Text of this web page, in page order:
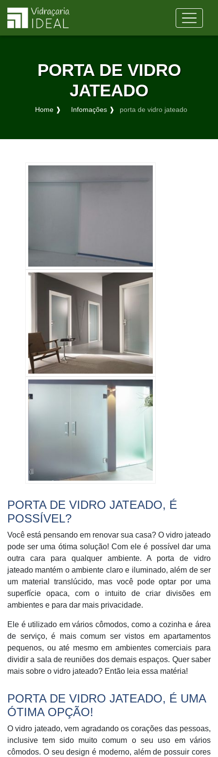
PORTA DE VIDRO
JATEADO
Home ❱ Infomações ❱ porta de vidro jateado
PORTA DE VIDRO JATEADO, É
POSSÍVEL?
Você está pensando em renovar sua casa? O vidro jateado
pode ser uma ótima solução! Com ele é possível dar uma
outra cara para qualquer ambiente. A porta de vidro
jateado mantém o ambiente claro e iluminado, além de ser
um material translúcido, mas você pode optar por uma
superfície opaca, com o intuito de criar divisões em
ambientes e para dar mais privacidade.
Ele é utilizado em vários cômodos, como a cozinha e área
de serviço, é mais comum ser vistos em apartamentos
pequenos, ou até mesmo em ambientes comerciais para
dividir a sala de reuniões dos demais espaços. Quer saber
mais sobre o vidro jateado? Então leia essa matéria!
PORTA DE VIDRO JATEADO, É UMA
ÓTIMA OPÇÃO!
O vidro jateado, vem agradando os corações das pessoas,
inclusive tem sido muito comum o seu uso em vários
cômodos. O seu design é moderno, além de possuir cores